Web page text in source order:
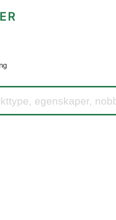
egenskaper,